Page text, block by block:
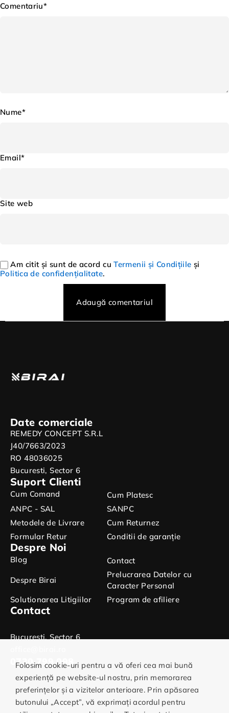
Comentariu*
Nume*
Email*
Site web
Am citit și sunt de acord cuTermenii și Condițiile și
Politica de confidențialitate.
Adaugă comentariul
Date comerciale
REMEDY CONCEPT S.R.L
J40/7663/2023
RO 48036025
Bucuresti, Sector 6
Suport Clienti
Cum Comand
Cum Platesc
ANPC - SAL
SANPC
Metodele de Livrare
Cum Returnez
Formular Retur
Conditii de garanție
Despre Noi
Blog
Contact
Despre Birai
Prelucrarea Datelor cu
Caracter Personal
Solutionarea Litigiilor
Program de afiliere
Contact
Bucuresti, Sector 6
0730.799.098
Folosim cookie-uri pentru a vă oferi cea mai bună
experiență pe website-ul nostru, prin memorarea
preferințelor și a vizitelor anterioare. Prin apăsarea
butonului „Accept”, vă exprimați acordul pentru